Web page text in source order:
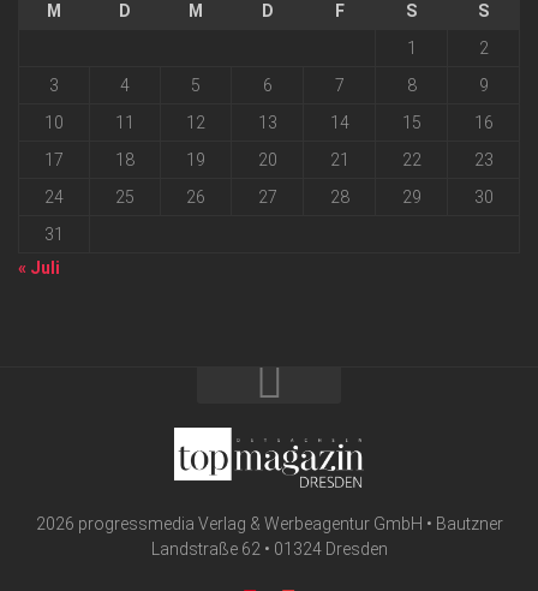
M D M D F S
S
1
2
3
4 5 6 7 8
9
10
11 12 13 14 15
16
17
18 19 20 21 22
23
24
25 26 27 28 29
30
31
« Juli
2026 progressmedia Verlag & Werbeagentur GmbH • Bautzner
Landstraße 62 • 01324 Dresden